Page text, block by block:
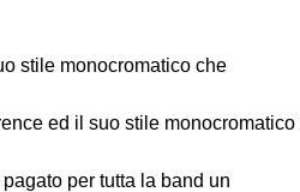
ed il suo stile monocromatico
per tutta la band un